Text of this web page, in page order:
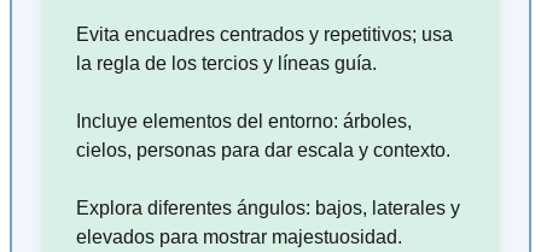
Evita encuadres centrados y repetitivos; usa
la regla de los tercios y líneas guía.
Incluye elementos del entorno: árboles,
cielos, personas para dar escala y contexto.
Explora diferentes ángulos: bajos, laterales y
elevados para mostrar majestuosidad.